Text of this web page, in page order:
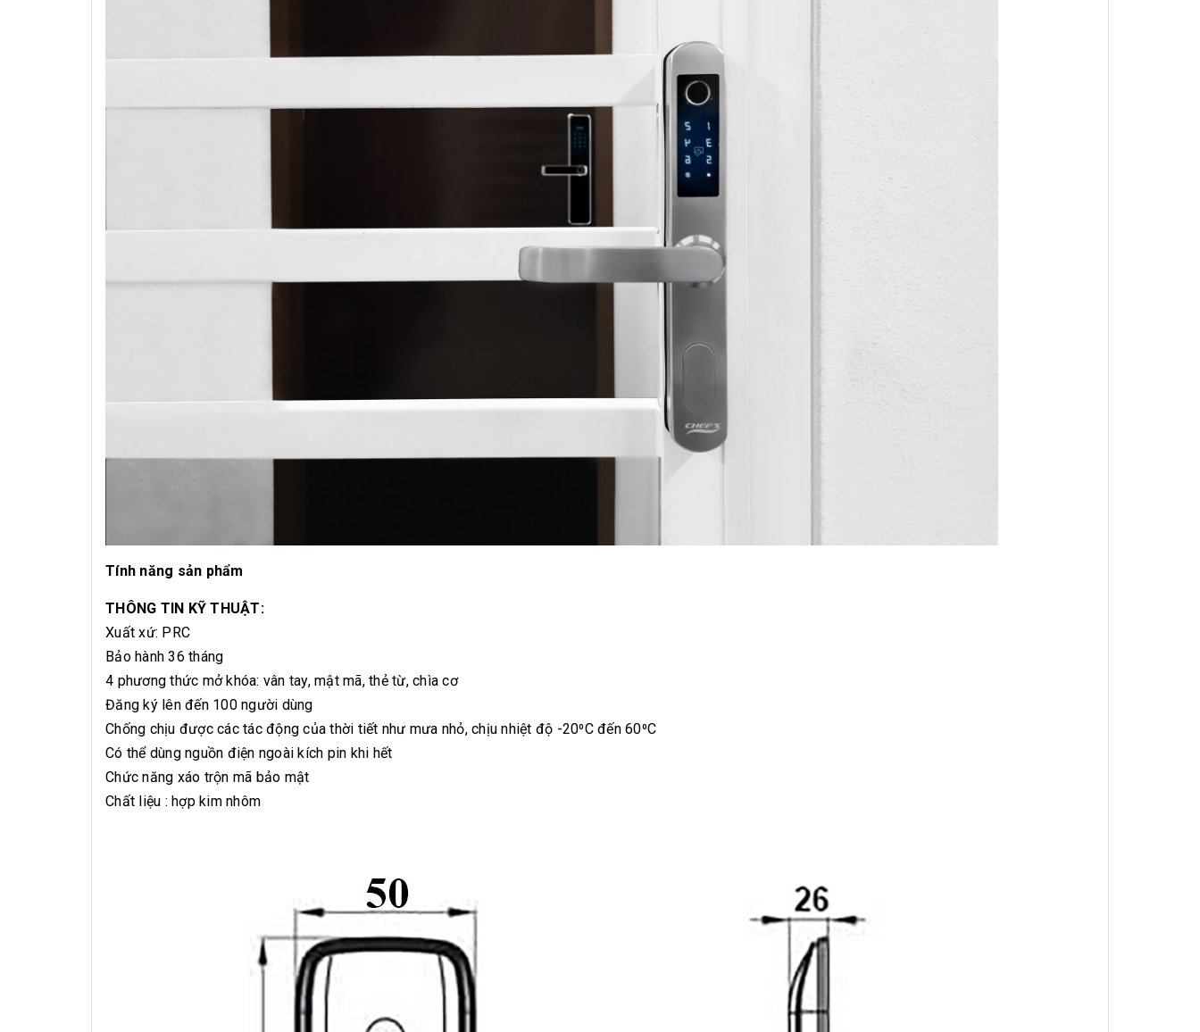
Tính năng sản phẩm
THÔNG TIN KỸ THUẬT:
Xuất xứ: PRC
Bảo hành 36 tháng
4 phương thức mở khóa: vân tay, mật mã, thẻ từ, chìa cơ
Đăng ký lên đến 100 người dùng
Chống chịu được các tác động của thời tiết như mưa nhỏ, chịu nhiệt độ -20⁰C đến 60⁰C
Có thể dùng nguồn điện ngoài kích pin khi hết
Chức năng xáo trộn mã bảo mật
Chất liệu : hợp kim nhôm